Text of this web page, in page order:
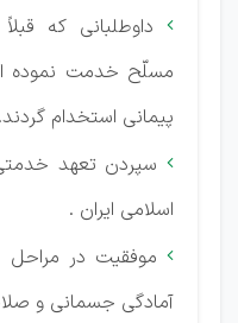

داوطلبانی که
مسلّح خدمت نموده
پیمانی استخدام
 سپردن تعهد
اسلامی ایران .
 موفقیت در مراحل
آمادگی جسمانی و